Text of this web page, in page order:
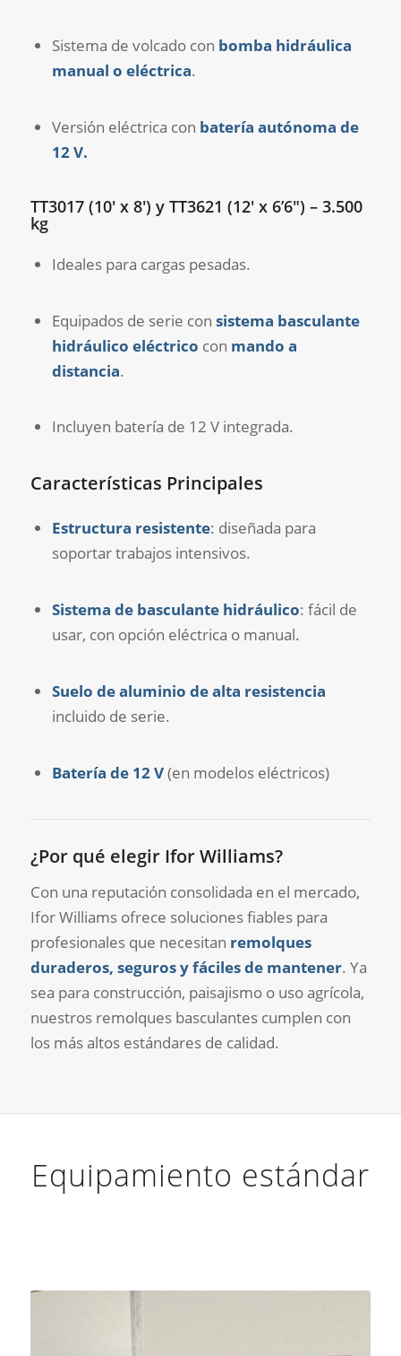
Sistema de volcado con bomba hidráulica
manual o eléctrica.
Versión eléctrica con batería autónoma de
12 V.
TT3017 (10′ x 8′) y TT3621 (12′ x 6’6″) – 3.500
kg
Ideales para cargas pesadas.
Equipados de serie con sistema basculante
hidráulico eléctrico con mando a
distancia.
Incluyen batería de 12 V integrada.
Características Principales
Estructura resistente: diseñada para
soportar trabajos intensivos.
Sistema de basculante hidráulico: fácil de
usar, con opción eléctrica o manual.
Suelo de aluminio de alta resistencia
incluido de serie.
Batería de 12 V(en modelos eléctricos)
¿Por qué elegir Ifor Williams?
Con una reputación consolidada en el mercado,
Ifor Williams ofrece soluciones fiables para
profesionales que necesitan remolques
duraderos, seguros y fáciles de mantener. Ya
sea para construcción, paisajismo o uso agrícola,
nuestros remolques basculantes cumplen con
los más altos estándares de calidad.
Equipamiento estándar